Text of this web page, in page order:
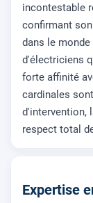
incontestable
confirmant
dans le
d'électriciens
forte affinité
cardinales
d'intervention,
respect total
Expertise